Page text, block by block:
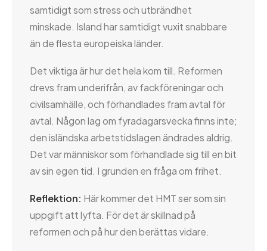
samtidigt som stress och utbrändhet
minskade. Island har samtidigt vuxit snabbare
än de flesta europeiska länder.
Det viktiga är hur det hela kom till. Reformen
drevs fram underifrån, av fackföreningar och
civilsamhälle, och förhandlades fram avtal för
avtal. Någon lag om fyradagarsvecka finns inte;
den isländska arbetstidslagen ändrades aldrig.
Det var människor som förhandlade sig till en bit
av sin egen tid. I grunden en fråga om frihet.
Reflektion: Här kommer det HMT ser som sin
uppgift att lyfta. För det är skillnad på
reformen och på hur den berättas vidare.